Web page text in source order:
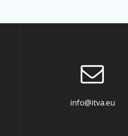
info@itva.eu